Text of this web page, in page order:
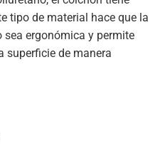
tipo de material hace que la
sea ergonómica y permite
superficie de manera